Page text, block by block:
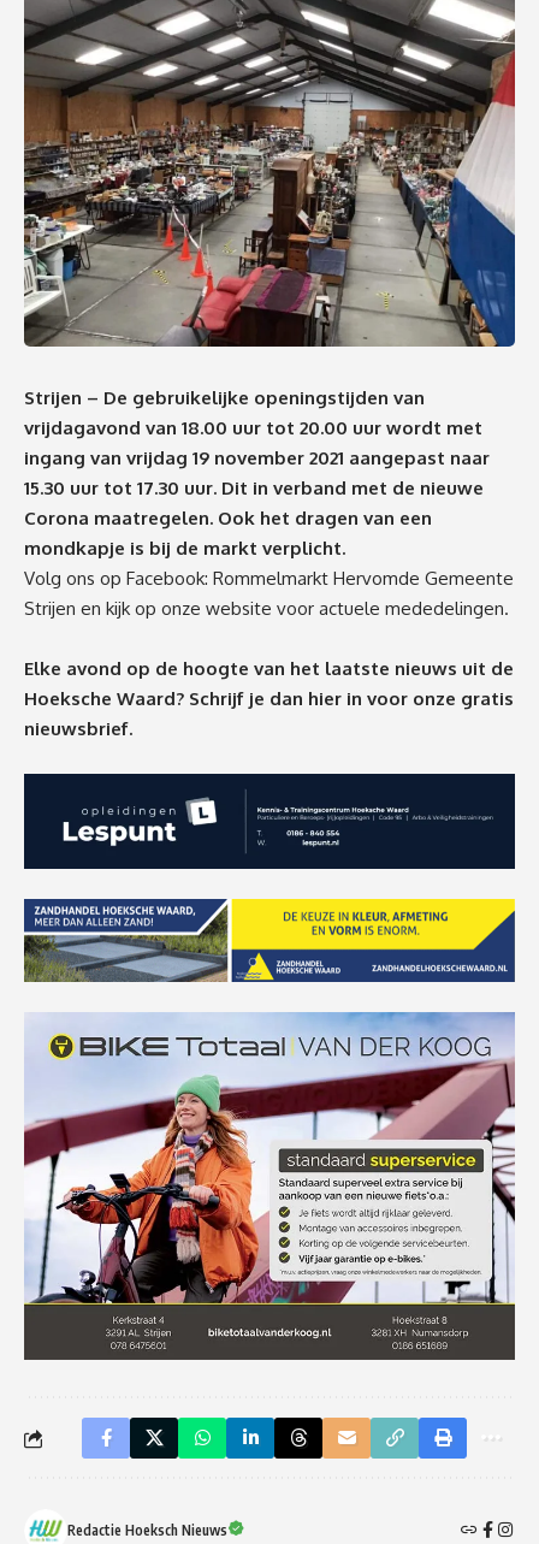
Strijen – De gebruikelijke openingstijden van
vrijdagavond van 18.00 uur tot 20.00 uur wordt met
ingang van vrijdag 19 november 2021 aangepast naar
15.30 uur tot 17.30 uur. Dit in verband met de nieuwe
Corona maatregelen. Ook het dragen van een
mondkapje is bij de markt verplicht.
Volg ons op Facebook: Rommelmarkt Hervomde Gemeente
Strijen en kijk op onze website voor actuele mededelingen.
Elke avond op de hoogte van het laatste nieuws uit de
Hoeksche Waard? Schrijf je dan hier in voor onze gratis
nieuwsbrief.
Redactie Hoeksch Nieuws